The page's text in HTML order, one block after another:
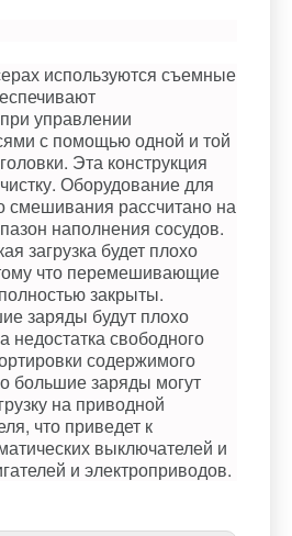
используются съемные
управлении
с помощью одной и той
Эта конструкция
Оборудование для
смешивания рассчитано на
наполнения сосудов.
загрузка будет плохо
что перемешивающие
закрыты.
заряды будут плохо
недостатка свободного
содержимого
большие заряды могут
на приводной
что приведет к
выключателей и
и электроприводов.